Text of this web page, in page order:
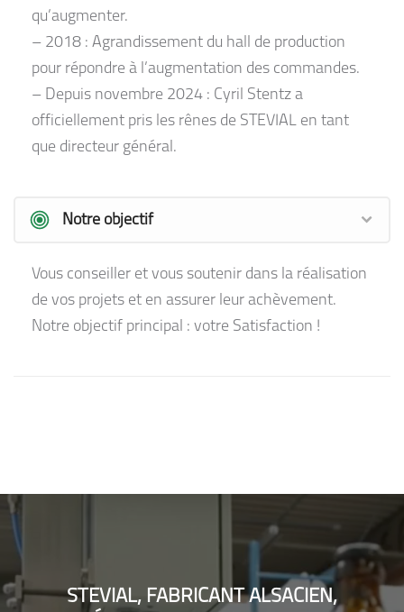
qu’augmenter.
– 2018 : Agrandissement du hall de production
pour répondre à l’augmentation des commandes.
– Depuis novembre 2024 : Cyril Stentz a
officiellement pris les rênes de STEVIAL en tant
que directeur général.
Notre objectif
Vous conseiller et vous soutenir dans la réalisation
de vos projets et en assurer leur achèvement.
Notre objectif principal : votre Satisfaction !
STEVIAL, FABRICANT ALSACIEN,